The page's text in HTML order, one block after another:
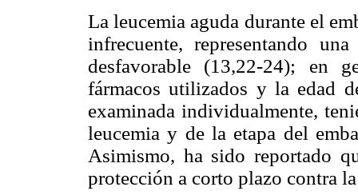
La leucemia aguda durante el
infrecuente, representando
desfavorable (13,22-24); en
fármacos utilizados y la edad
examinada individualmente,
leucemia y de la etapa del
Asimismo, ha sido reportado
protección a corto plazo contra